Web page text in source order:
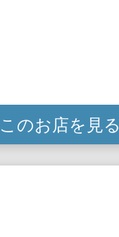
このお店を見る